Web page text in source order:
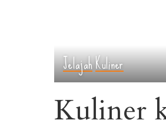
JelajahKuliner
Kuliner